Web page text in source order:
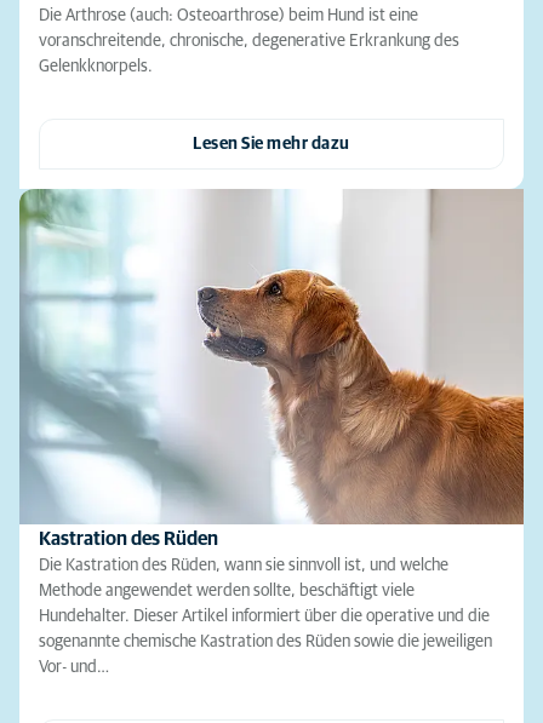
Die Arthrose (auch: Osteoarthrose) beim Hund ist eine
voranschreitende, chronische, degenerative Erkrankung des
Gelenkknorpels.
Lesen Sie mehr dazu
Kastration des Rüden
Die Kastration des Rüden, wann sie sinnvoll ist, und welche
Methode angewendet werden sollte, beschäftigt viele
Hundehalter. Dieser Artikel informiert über die operative und die
sogenannte chemische Kastration des Rüden sowie die jeweiligen
Vor- und…